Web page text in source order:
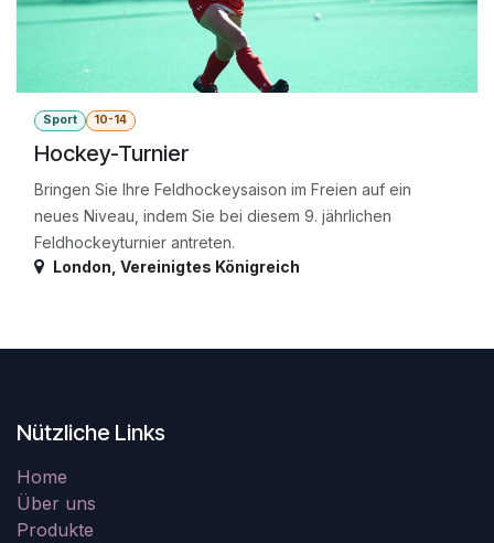
Sport 10-14
Hockey-Turnier
Bringen Sie Ihre Feldhockeysaison im Freien auf ein
neues Niveau, indem Sie bei diesem 9. jährlichen
Feldhockeyturnier antreten.
London Vereinigtes Königreich
Nützliche Links
Home
Über uns
Produkte